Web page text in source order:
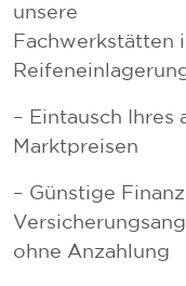
unsere
Fachwerkstätten
– Eintausch Ihres
Marktpreisen
– Günstige
ohne Anzahlung